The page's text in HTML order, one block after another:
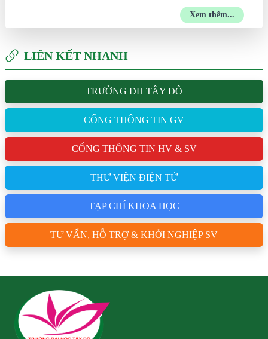
Xem thêm...
LIÊN KẾT NHANH
TRƯỜNG ĐH TÂY ĐÔ
CỔNG THÔNG TIN GV
CỔNG THÔNG TIN HV & SV
THƯ VIỆN ĐIỆN TỬ
TẠP CHÍ KHOA HỌC
TƯ VẤN, HỖ TRỢ & KHỞI NGHIỆP SV